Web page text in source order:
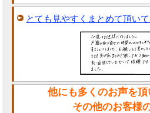
とても見やすくまとめて頂い
他にも多くのお声を頂
その他のお客様